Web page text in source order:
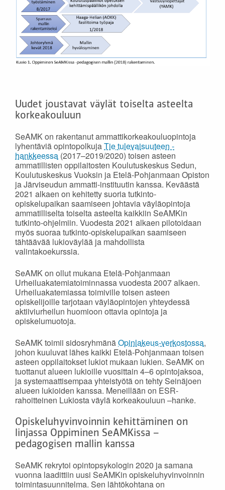
Uudet joustavat väylät toiselta asteelta
korkeakouluun
SeAMK on rakentanut ammattikorkeakouluopintoja
lyhentäviä opintopolkujaTie tulevaisuuteen -
hankkeessa (2017–2019/2020) toisen asteen
ammatillisten oppilaitosten Koulutuskeskus Sedun,
Koulutuskeskus Vuoksin ja Etelä-Pohjanmaan Opiston
ja Järviseudun ammatti-instituutin kanssa. Keväästä
2021 alkaen on kehitetty suoria tutkinto-
opiskelupaikan saamiseen johtavia väyläopintoja
ammatilliselta toiselta asteelta kaikkiin SeAMKin
tutkinto-ohjelmiin. Vuodesta 2021 alkaen pilotoidaan
myös suoraa tutkinto-opiskelupaikan saamiseen
tähtäävää lukioväylää ja mahdollista
valintakoekurssia.
SeAMK on ollut mukana Etelä-Pohjanmaan
Urheiluakatemiatoiminnassa vuodesta 2007 alkaen.
Urheiluakatemiassa toimiville toisen asteen
opiskelijoille tarjotaan väyläopintojen yhteydessä
aktiiviurheilun huomioon ottavia opintoja ja
opiskelumuotoja.
SeAMK toimii sidosryhmänäOpinlakeus-verkostossa,
johon kuuluvat lähes kaikki Etelä-Pohjanmaan toisen
asteen oppilaitokset lukiot mukaan lukien. SeAMK on
tuottanut alueen lukioille vuosittain 4–6 opintojaksoa,
ja systemaattisempaa yhteistyötä on tehty Seinäjoen
alueen lukioiden kanssa. Meneillään on ESR-
rahoitteinen Lukiosta väylä korkeakouluun –hanke.
Opiskeluhyvinvoinnin kehittäminen on
linjassa Oppiminen SeAMKissa –
pedagogisen mallin kanssa
SeAMK rekrytoi opintopsykologin 2020 ja samana
vuonna laadittiin uusi SeAMKin opiskeluhyvinvoinnin
toimintasuunnitelma. Sen lähtökohtana on